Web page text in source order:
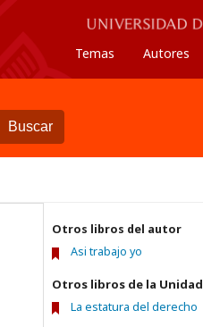
Temas Autores
Buscar
Otros libros del autor
Asi trabajo yo
Otros libros de la Unidad
La estatura del derecho